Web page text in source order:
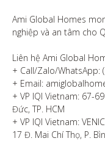
Ami Global Homes
nghiệp và an tâm cho
Liên hệ Ami Global
+ Call/Zalo/WhatsApp:
+ Email:
+ VP IQI Vietnam: 67-
Đức, TP. HCM
+ VP IQI Vietnam:
17 Đ. Mai Chí Thọ, P.